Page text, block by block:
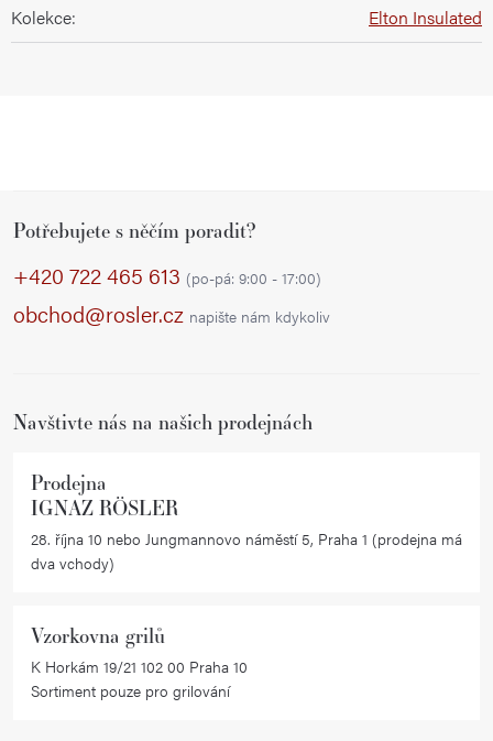
Kolekce: Elton Insulated
Potřebujete s něčím poradit?
+420 722 465 613 (po-pá: 9:00 - 17:00)
obchod@rosler.cz napište nám kdykoliv
Navštivte nás na našich prodejnách
Prodejna
IGNAZ RÖSLER
28. října 10 nebo Jungmannovo náměstí 5, Praha 1 (prodejna má
dva vchody)
Vzorkovna grilů
K Horkám 19/21 102 00 Praha 10
Sortiment pouze pro grilování